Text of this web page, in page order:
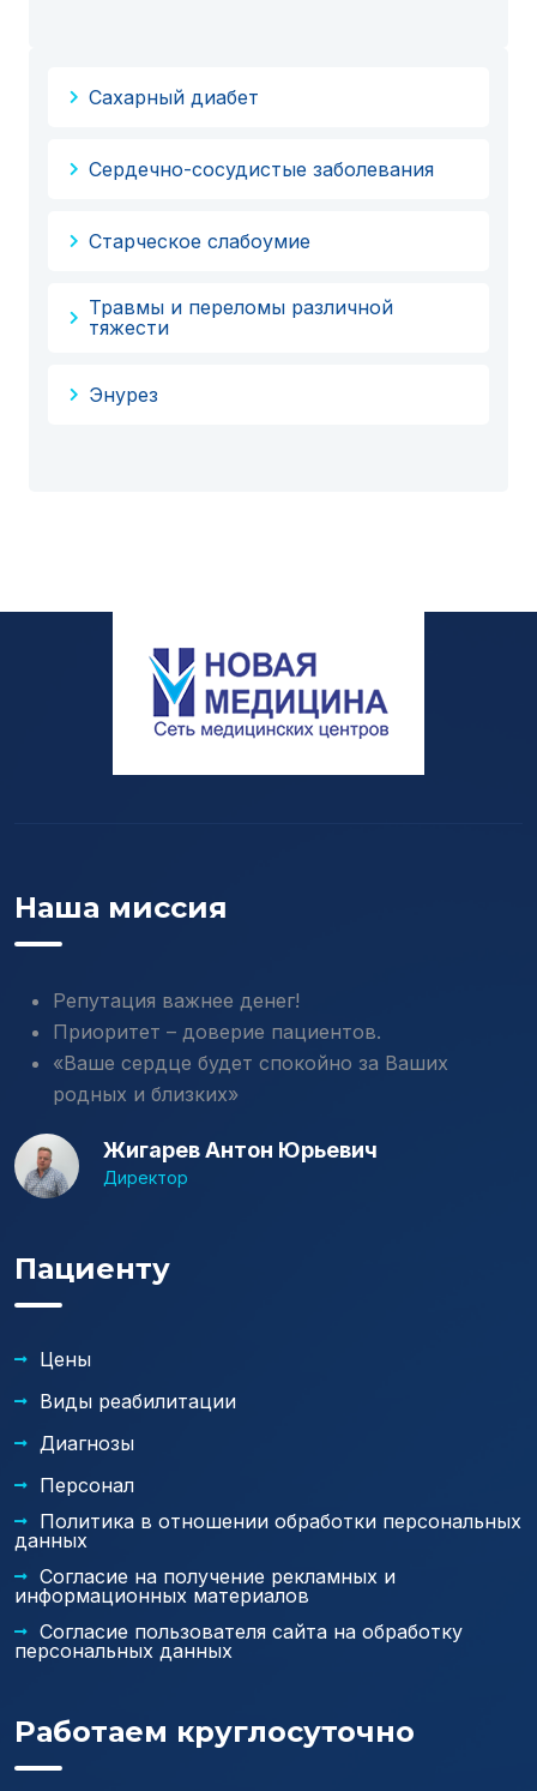
Сахарный диабет
Сердечно-сосудистые заболевания
Старческое слабоумие
Травмы и переломы различной
тяжести
Энурез
Наша миссия
Репутация важнее денег!
Приоритет – доверие пациентов.
«Ваше сердце будет спокойно за Ваших
родных и близких»
Жигарев Антон Юрьевич
Директор
Пациенту
Цены
Виды реабилитации
Диагнозы
Персонал
Политика в отношении обработки персональных
данных
Согласие на получение рекламных и
информационных материалов
Согласие пользователя сайта на обработку
персональных данных
Работаем круглосуточно